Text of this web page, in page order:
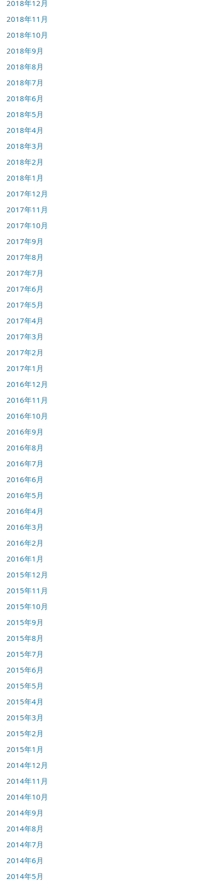
2018年12月
2018年11月
2018年10月
2018年9月
2018年8月
2018年7月
2018年6月
2018年5月
2018年4月
2018年3月
2018年2月
2018年1月
2017年12月
2017年11月
2017年10月
2017年9月
2017年8月
2017年7月
2017年6月
2017年5月
2017年4月
2017年3月
2017年2月
2017年1月
2016年12月
2016年11月
2016年10月
2016年9月
2016年8月
2016年7月
2016年6月
2016年5月
2016年4月
2016年3月
2016年2月
2016年1月
2015年12月
2015年11月
2015年10月
2015年9月
2015年8月
2015年7月
2015年6月
2015年5月
2015年4月
2015年3月
2015年2月
2015年1月
2014年12月
2014年11月
2014年10月
2014年9月
2014年8月
2014年7月
2014年6月
2014年5月